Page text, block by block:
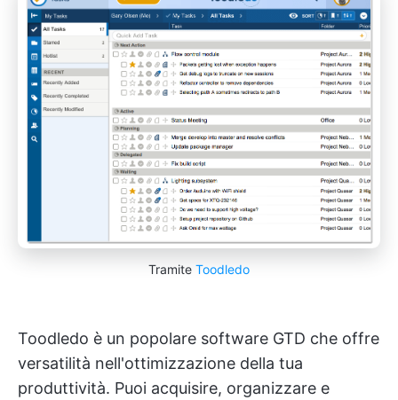
Tramite Toodledo
Toodledo è un popolare software GTD che offre
versatilità nell'ottimizzazione della tua
produttività. Puoi acquisire, organizzare e